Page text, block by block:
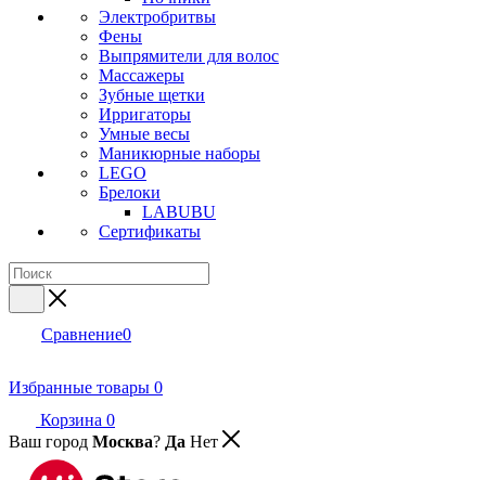
Электробритвы
Фены
Выпрямители для волос
Массажеры
Зубные щетки
Ирригаторы
Умные весы
Маникюрные наборы
LEGO
Брелоки
LABUBU
Сертификаты
Сравнение0
Избранные товары 0
Корзина 0
Ваш город Москва? Да Нет